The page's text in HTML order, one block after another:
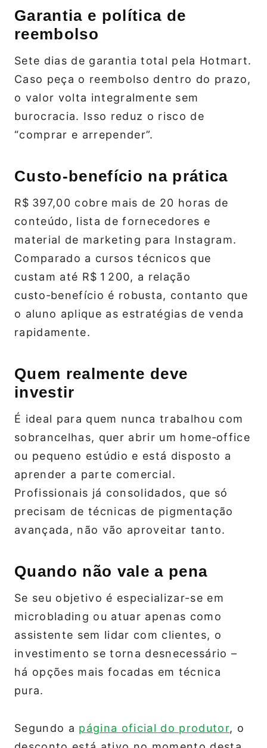
Garantia e política de
reembolso
Sete dias de garantia total pela Hotmart.
Caso peça o reembolso dentro do prazo,
o valor volta integralmente sem
burocracia. Isso reduz o risco de
“comprar e arrepender”.
Custo‑benefício na prática
R$ 397,00 cobre mais de 20 horas de
conteúdo, lista de fornecedores e
material de marketing para Instagram.
Comparado a cursos técnicos que
custam até R$ 1 200, a relação
custo‑benefício é robusta, contanto que
o aluno aplique as estratégias de venda
rapidamente.
Quem realmente deve
investir
É ideal para quem nunca trabalhou com
sobrancelhas, quer abrir um home‑office
ou pequeno estúdio e está disposto a
aprender a parte comercial.
Profissionais já consolidados, que só
precisam de técnicas de pigmentação
avançada, não vão aproveitar tanto.
Quando não vale a pena
Se seu objetivo é especializar-se em
microblading ou atuar apenas como
assistente sem lidar com clientes, o
investimento se torna desnecessário –
há opções mais focadas em técnica
pura.
Segundo a página oficial do produtor, o